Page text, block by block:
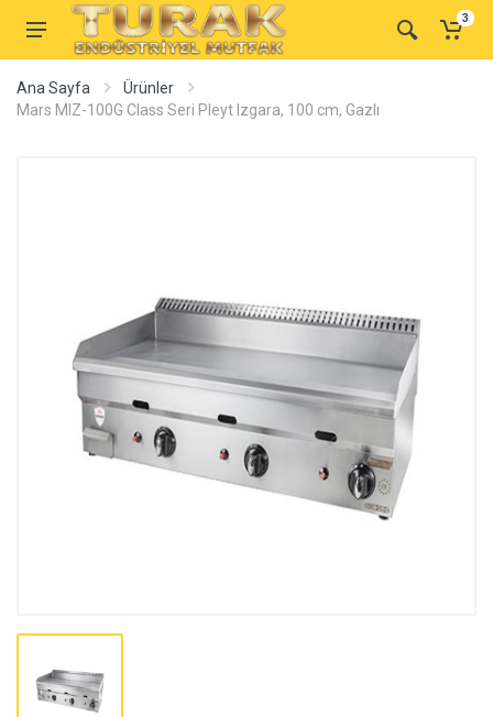
3
Ana Sayfa
Ürünler
Mars MIZ-100G Class Seri Pleyt Izgara, 100 cm, Gazlı